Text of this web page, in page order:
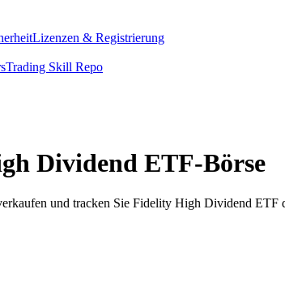
Lizenzen & Registrierung
Trading Skill Repo
Dividend ETF-Börse
und tracken Sie Fidelity High Dividend